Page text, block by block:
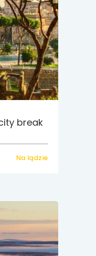
break
Na lądzie